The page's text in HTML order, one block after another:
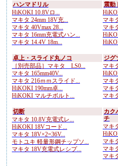
ハンマドリル
HiKOKI 10.8Vロ...
マキタ 24mm 18V充...
マキタ 40Vmax 28...
マキタ 16mm充電式ハン...
マキタ 14.4V 18m...
震動
マキ
マキ
卓上・スライド丸ノコ
［別売部品］マキタ LS0...
マキタ 165mm40V...
マキタ 216ｍｍスライド...
HiKOKI 190mm卓...
HiKOKI マルチボルト...
ジグ
マキ
マキ
マキ
マキ
切断
マキタ 10.8V充電式レ...
HiKOKI 18Vコード...
マキタ 18V×2=36V...
モトユキ 軽量形鋼チップソ...
マキタ 18V充電式レシプ...
カク
チ
マキ
マキ
マキ
マキ